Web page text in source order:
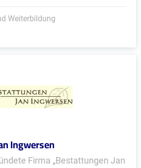
Weiterbildung
Ingwersen
Firma „Bestattungen Jan